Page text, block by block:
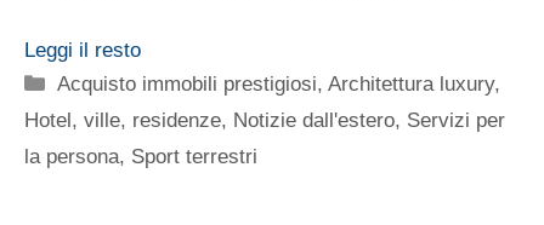
Leggi il resto
Categorie
Acquisto immobili prestigiosi,Architettura luxury,
Hotel, ville, residenze, Notizie dall'estero, Servizi per
la persona, Sport terrestri